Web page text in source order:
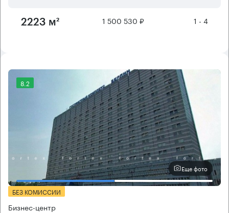
2223 м² 1 500 530 ₽ 1 - 4
8.2
Еще фото
БЕЗ КОМИССИИ
Бизнес-центр